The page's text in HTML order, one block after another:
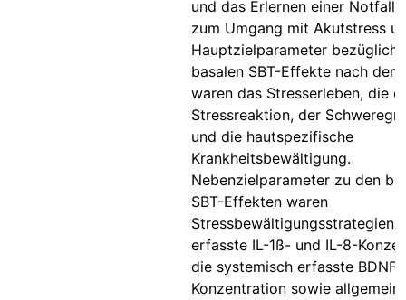
und das Erlernen einer
zum Umgang mit Akutstress
Hauptzielparameter bezüglich
basalen SBT-Effekte nach dem
waren das Stresserleben, die
Stressreaktion, der
und die hautspezifische
Krankheitsbewältigung.
Nebenzielparameter zu den
SBT-Effekten waren
Stressbewältigungsstrategien,
erfasste IL-1ß- und IL-8-
die systemisch erfasste BDNF-
Konzentration sowie